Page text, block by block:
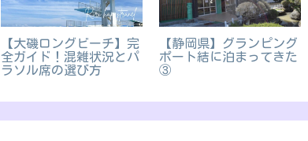
【大磯ロングビーチ】完
全ガイド！混雑状況とパ
ラソル席の選び方
【静岡県】グランピング
ポート結に泊まってきた
③